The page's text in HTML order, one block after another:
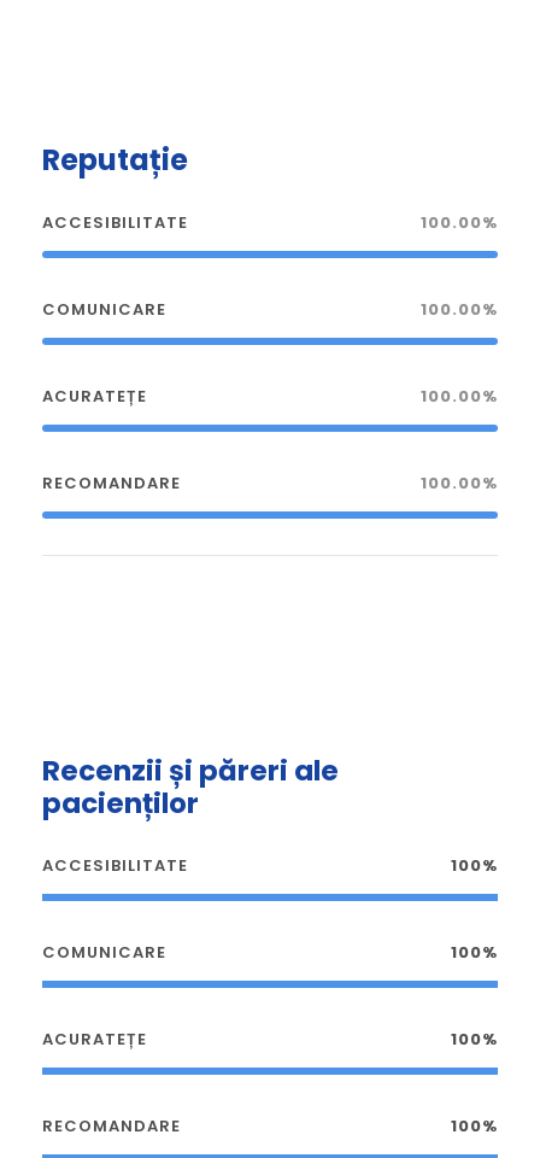
Reputație
ACCESIBILITATE 100.00%
COMUNICARE 100.00%
ACURATEȚE 100.00%
RECOMANDARE 100.00%
Recenzii și păreri ale
pacienților
ACCESIBILITATE 100%
COMUNICARE 100%
ACURATEȚE 100%
RECOMANDARE 100%